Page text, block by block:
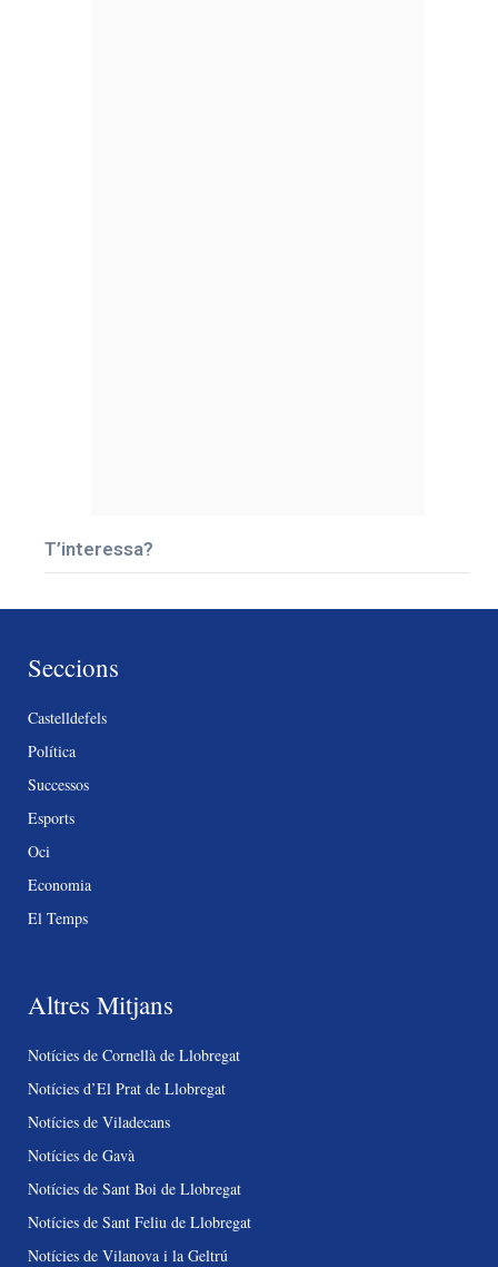
T’interessa?
Seccions
Castelldefels
Política
Successos
Esports
Oci
Economia
El Temps
Altres Mitjans
Notícies de Cornellà de Llobregat
Notícies d’El Prat de Llobregat
Notícies de Viladecans
Notícies de Gavà
Notícies de Sant Boi de Llobregat
Notícies de Sant Feliu de Llobregat
Notícies de Vilanova i la Geltrú